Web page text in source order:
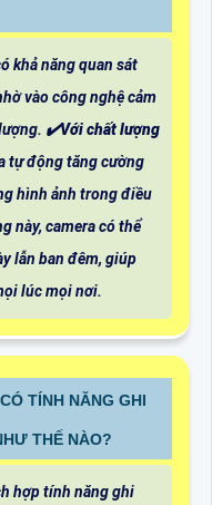
khả năng quan sát
vào công nghệ cảm
lượng. ✔️Với chất lượng
tự động tăng cường
hình ảnh trong điều
này, camera có thể
lẫn ban đêm, giúp
lúc mọi nơi.
TÍNH NĂNG GHI
THẾ NÀO?
hợp tính năng ghi